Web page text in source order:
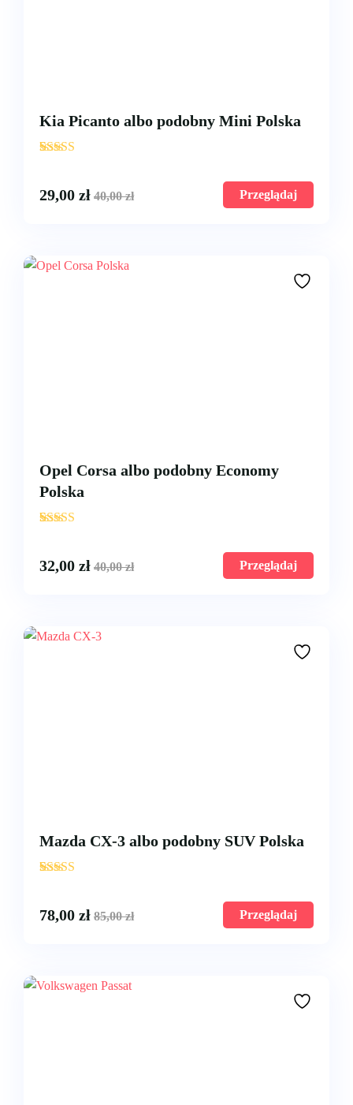
Kia Picanto albo podobny Mini Polska
'
29,00 zł 40,00zł Przeglądaj
Opel Corsa albo podobny Economy
Polska
'
32,00 zł 40,00zł Przeglądaj
Mazda CX-3 albo podobny SUV Polska
'
78,00 zł 85,00zł Przeglądaj